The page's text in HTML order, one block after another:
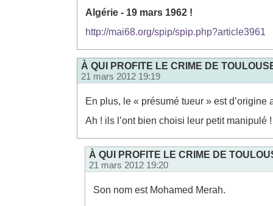
Algérie - 19 mars 1962 !
http://mai68.org/spip/spip.php?article3961
À QUI PROFITE LE CRIME DE
21 mars 2012 19:19
En plus, le « présumé tueur » est d’origine
Ah ! ils l’ont bien choisi leur petit manipulé !
À QUI PROFITE LE CRIME DE
21 mars 2012 19:20
Son nom est Mohamed Merah.